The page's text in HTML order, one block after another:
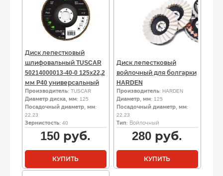
Диск лепестковый
шлифовальный TUSCAR
50214000013-40-0 125х22,2
мм P40 универсальный
Производитель: TUSCAR
Диаметр диска, мм: 125
Посадочный диаметр, мм:
22.23
Зернистость: 40
150 руб.
КУПИТЬ
Диск лепестковый
войлочный для болгарки
HARDEN
Производитель: HARDEN
Диаметр, мм: 125
Посадочный диаметр, мм:
22.23
Тип: Войлочный
280 руб.
КУПИТЬ